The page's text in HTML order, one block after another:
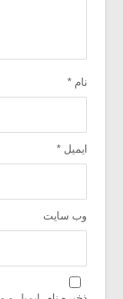
نام *
ایمیل *
وب‌ سایت